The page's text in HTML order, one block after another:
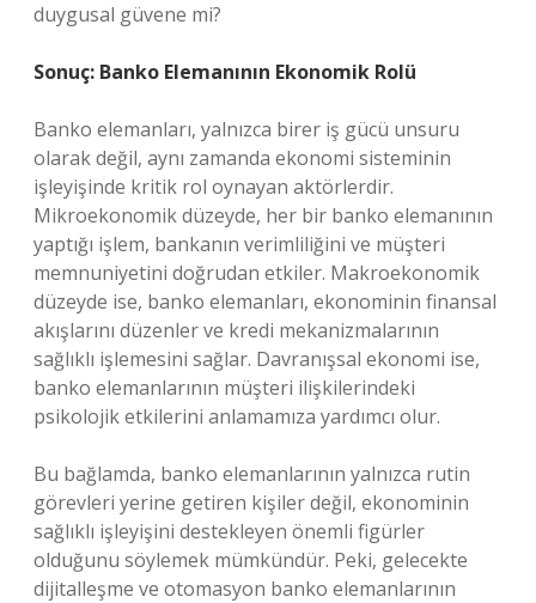
duygusal güvene mi?
Sonuç: Banko Elemanının Ekonomik Rolü
Banko elemanları, yalnızca birer iş gücü unsuru
olarak değil, aynı zamanda ekonomi sisteminin
işleyişinde kritik rol oynayan aktörlerdir.
Mikroekonomik düzeyde, her bir banko elemanının
yaptığı işlem, bankanın verimliliğini ve müşteri
memnuniyetini doğrudan etkiler. Makroekonomik
düzeyde ise, banko elemanları, ekonominin finansal
akışlarını düzenler ve kredi mekanizmalarının
sağlıklı işlemesini sağlar. Davranışsal ekonomi ise,
banko elemanlarının müşteri ilişkilerindeki
psikolojik etkilerini anlamamıza yardımcı olur.
Bu bağlamda, banko elemanlarının yalnızca rutin
görevleri yerine getiren kişiler değil, ekonominin
sağlıklı işleyişini destekleyen önemli figürler
olduğunu söylemek mümkündür. Peki, gelecekte
dijitalleşme ve otomasyon banko elemanlarının